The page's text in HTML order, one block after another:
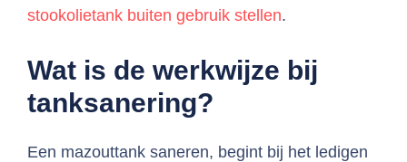
stookolietank buiten gebruik stellen.
Wat is de werkwijze bij
tanksanering?
Een mazouttank saneren, begint bij het ledigen